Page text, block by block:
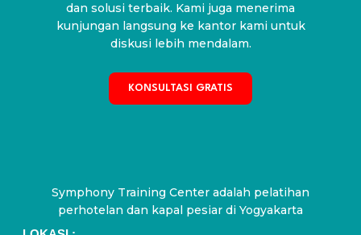
dan solusi terbaik. Kami juga menerima
kunjungan langsung ke kantor kami untuk
diskusi lebih mendalam.
KONSULTASI GRATIS
Symphony Training Center adalah pelatihan
perhotelan dan kapal pesiar di Yogyakarta